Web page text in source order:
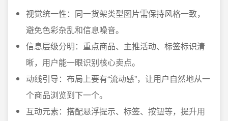
视觉统一性：同一货架类型图片需保持风格一致，
避免色彩杂乱和信息噪音。
信息层级分明：重点商品、主推活动、标签标识清
晰，用户能一眼识别核心卖点。
动线引导：布局上要有“流动感”，让用户自然地从一
个商品浏览到下一个。
互动元素：搭配悬浮提示、标签、按钮等，提升用